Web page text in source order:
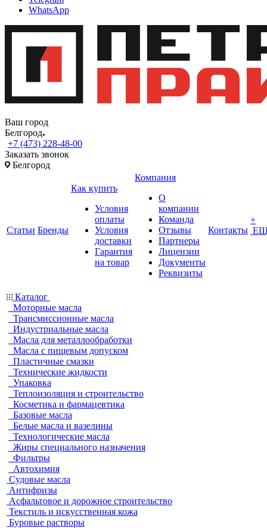
WhatsApp
Ваш город
Белгород
+7 (473) 228-48-00
Заказать звонок
Белгород
Статьи Бренды
Как купить
Условия
оплаты
Условия
доставки
Гарантия
на товар
Компания
О
компании
Команда
Отзывы
Партнеры
Лицензии
Документы
Реквизиты
Контакты
+
Каталог
Моторные масла
Трансмиссионные масла
Индустриальные масла
Масла для металлообработки
Масла с пищевым допуском
Пластичные смазки
Технические жидкости
Упаковка
Теплоизоляция и строительство
Косметика и фармацевтика
Базовые масла
Белые масла и вазелины
Технологические масла
Жиры специального назначения
Фильтры
Автохимия
Судовые масла
Антифризы
Асфальтовое и дорожное строительство
Текстиль и искусственная кожа
Буровые растворы